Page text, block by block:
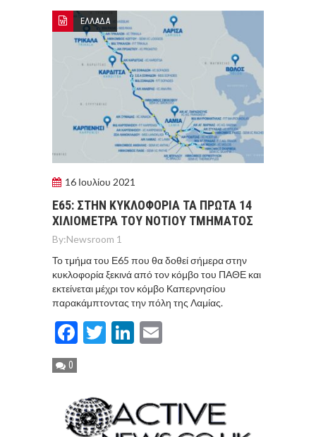
ΕΛΛΑΔΑ
16 Ιουλίου 2021
E65: ΣΤΗΝ ΚΥΚΛΟΦΟΡΙΑ ΤΑ ΠΡΩΤΑ 14
ΧΙΛΙΟΜΕΤΡΑ ΤΟΥ ΝΟΤΙΟΥ ΤΜΗΜΑΤΟΣ
By:Newsroom 1
Το τμήμα του Ε65 που θα δοθεί σήμερα στην
κυκλοφορία ξεκινά από τον κόμβο του ΠΑΘΕ και
εκτείνεται μέχρι τον κόμβο Καπερνησίου
παρακάμπτοντας την πόλη της Λαμίας.
Facebook
TwitterLinkedIn
0